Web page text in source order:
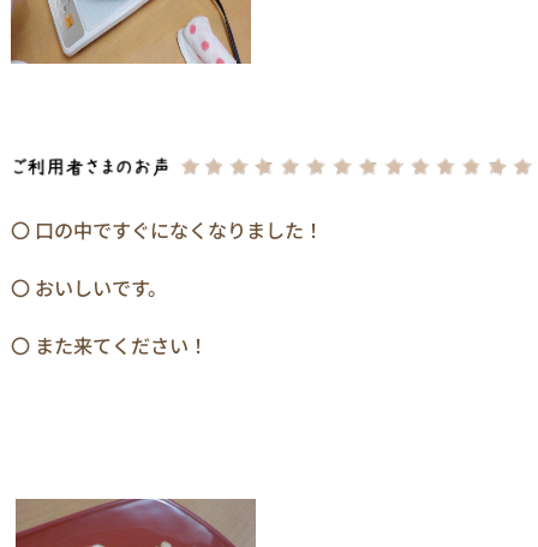
〇 口の中ですぐになくなりました！
〇 おいしいです。
〇 また来てください！